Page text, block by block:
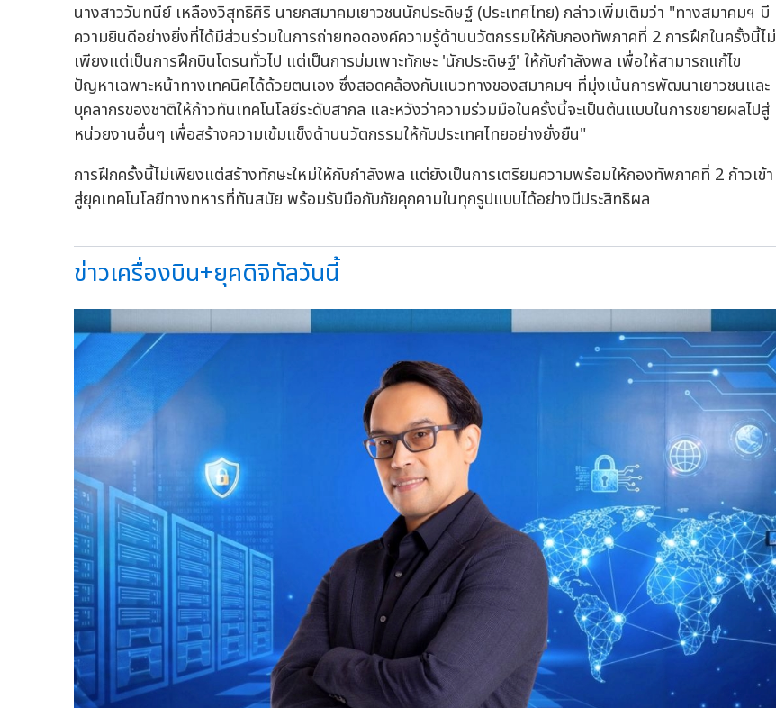
นางสาววันทนีย์ เหลืองวิสุทธิศิริ นายกสมาคมเยาวชนนักประดิษฐ์ (ประเทศไทย) กล่าวเพิ่มเติมว่า "ทางสมาคมฯ มี
ความยินดีอย่างยิ่งที่ได้มีส่วนร่วมในการถ่ายทอดองค์ความรู้ด้านนวัตกรรมให้กับกองทัพภาคที่ 2 การฝึกในครั้งนี้ไม่
เพียงแต่เป็นการฝึกบินโดรนทั่วไป แต่เป็นการบ่มเพาะทักษะ 'นักประดิษฐ์' ให้กับกำลังพล เพื่อให้สามารถแก้ไข
ปัญหาเฉพาะหน้าทางเทคนิคได้ด้วยตนเอง ซึ่งสอดคล้องกับแนวทางของสมาคมฯ ที่มุ่งเน้นการพัฒนาเยาวชนและ
บุคลากรของชาติให้ก้าวทันเทคโนโลยีระดับสากล และหวังว่าความร่วมมือในครั้งนี้จะเป็นต้นแบบในการขยายผลไปสู่
หน่วยงานอื่นๆ เพื่อสร้างความเข้มแข็งด้านนวัตกรรมให้กับประเทศไทยอย่างยั่งยืน"
การฝึกครั้งนี้ไม่เพียงแต่สร้างทักษะใหม่ให้กับกำลังพล แต่ยังเป็นการเตรียมความพร้อมให้กองทัพภาคที่ 2 ก้าวเข้า
สู่ยุคเทคโนโลยีทางทหารที่ทันสมัย พร้อมรับมือกับภัยคุกคามในทุกรูปแบบได้อย่างมีประสิทธิผล
ข่าวเครื่องบิน+ยุคดิจิทัลวันนี้